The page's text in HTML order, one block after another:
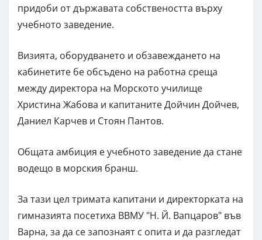
придоби от държавата собствеността върху
учебното заведение.
Визията, оборудването и обзавеждането на
кабинетите бе обсъдено на работна среща
между директора на Морското училище
Христина Жабова и капитаните Дойчин Дойчев,
Даниел Карчев и Стоян Пантов.
Общата амбиция е учебното заведение да стане
водещо в морския бранш.
За тази цел тримата капитани и директорката на
гимназията посетиха ВВМУ "Н. Й. Вапцаров" във
Варна, за да се запознаят с опита и да разгледат